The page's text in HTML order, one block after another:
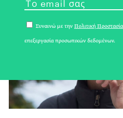
Συναινώ με την Πολιτική
επεξεργασία προσωπικών δεδομένων.